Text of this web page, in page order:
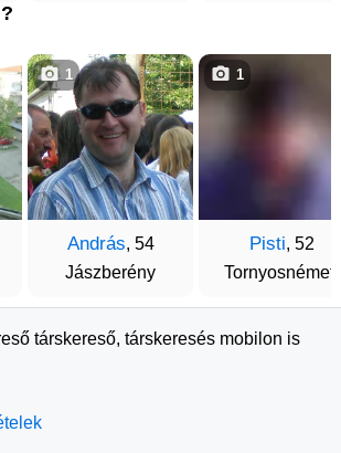
András, 54
Jászberény
1
Pisti, 52
Tornyosnémeti
1
társkereső, társkeresés mobilon is